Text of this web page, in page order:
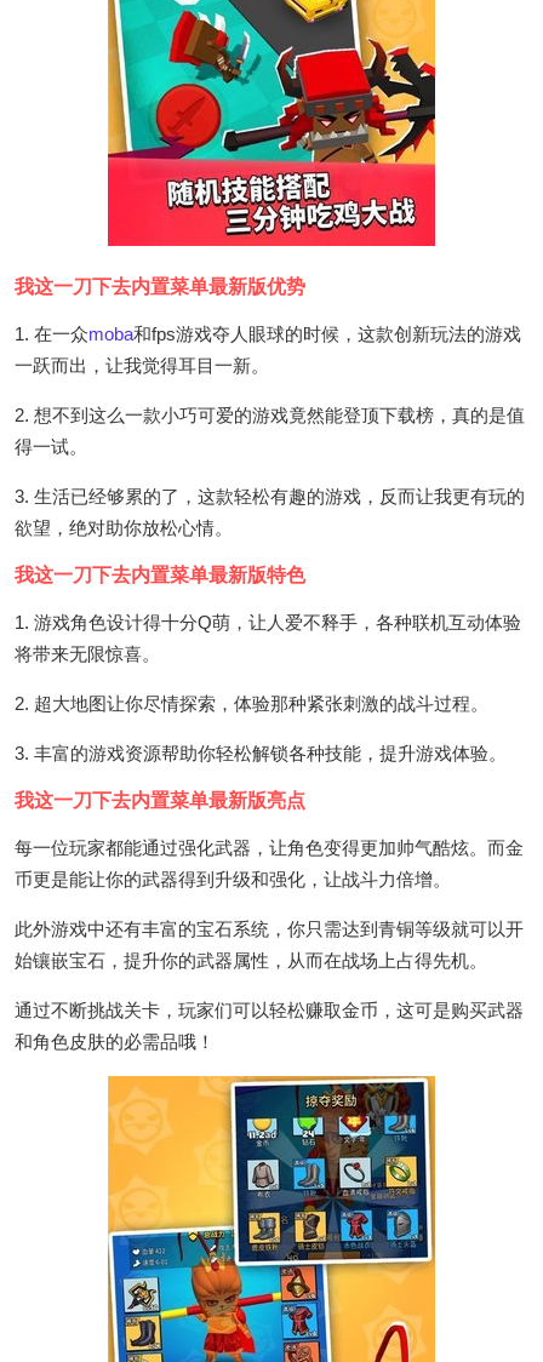
我这一刀下去内置菜单最新版优势
1. 在一众moba和fps游戏夺人眼球的时候，这款创新玩法的游戏
一跃而出，让我觉得耳目一新。
2. 想不到这么一款小巧可爱的游戏竟然能登顶下载榜，真的是值
得一试。
3. 生活已经够累的了，这款轻松有趣的游戏，反而让我更有玩的
欲望，绝对助你放松心情。
我这一刀下去内置菜单最新版特色
1. 游戏角色设计得十分Q萌，让人爱不释手，各种联机互动体验
将带来无限惊喜。
2. 超大地图让你尽情探索，体验那种紧张刺激的战斗过程。
3. 丰富的游戏资源帮助你轻松解锁各种技能，提升游戏体验。
我这一刀下去内置菜单最新版亮点
每一位玩家都能通过强化武器，让角色变得更加帅气酷炫。而金
币更是能让你的武器得到升级和强化，让战斗力倍增。
此外游戏中还有丰富的宝石系统，你只需达到青铜等级就可以开
始镶嵌宝石，提升你的武器属性，从而在战场上占得先机。
通过不断挑战关卡，玩家们可以轻松赚取金币，这可是购买武器
和角色皮肤的必需品哦！